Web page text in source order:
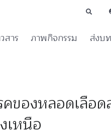
สาร ภาพกิจกรรม ส่งบ
ของหลอดเลือ
เหนือ